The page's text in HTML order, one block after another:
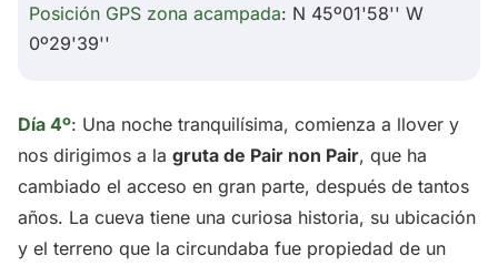
Posición GPS zona acampada: N 45º01'58'' W
0º29'39''
Día 4º: Una noche tranquilísima, comienza a llover y
nos dirigimos a la gruta de Pair non Pair, que ha
cambiado el acceso en gran parte, después de tantos
años. La cueva tiene una curiosa historia, su ubicación
y el terreno que la circundaba fue propiedad de un